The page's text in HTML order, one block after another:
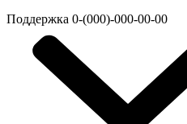
Поддержка 0-(000)-000-00-00